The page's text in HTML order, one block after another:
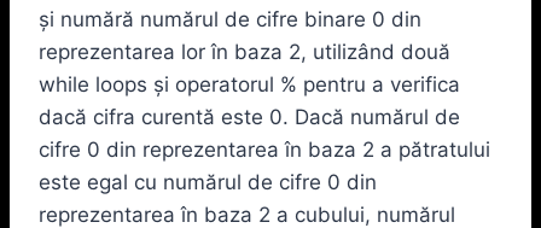
și numără numărul de cifre binare 0 din
reprezentarea lor în baza 2, utilizând două
while loops și operatorul % pentru a verifica
dacă cifra curentă este 0. Dacă numărul de
cifre 0 din reprezentarea în baza 2 a pătratului
este egal cu numărul de cifre 0 din
reprezentarea în baza 2 a cubului, numărul